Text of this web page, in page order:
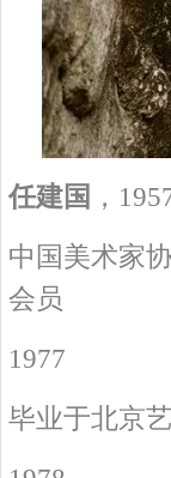
任建国 ，
中国美术家
会员
1977
毕业于北京